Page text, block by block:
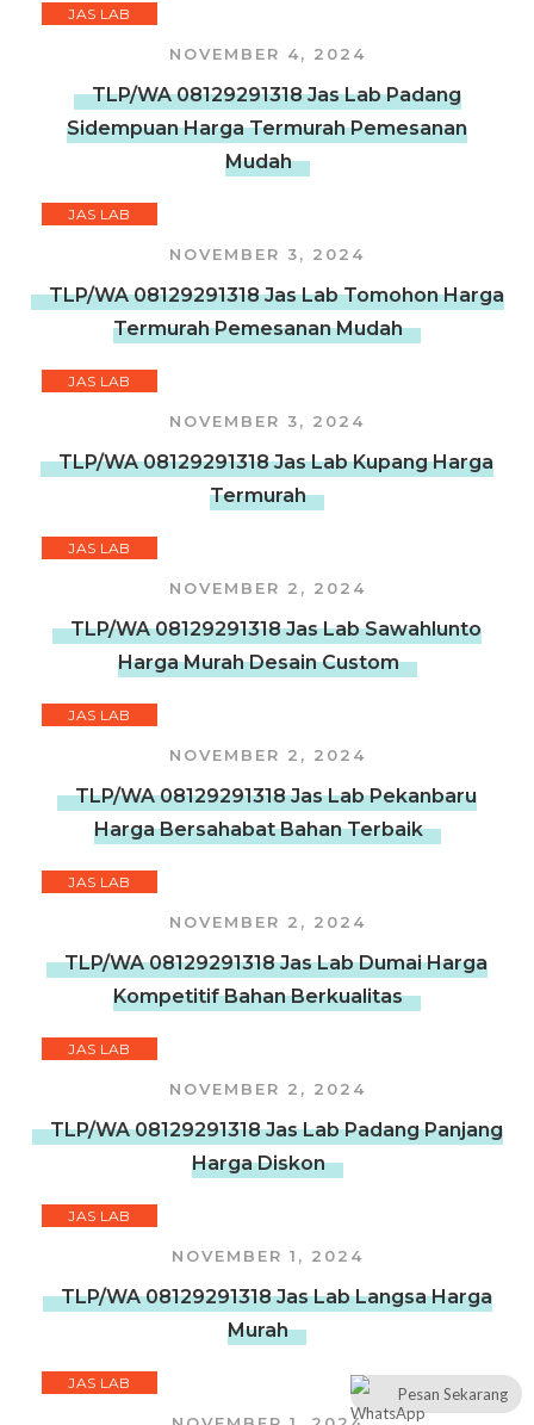
JAS LAB
NOVEMBER 4, 2024
TLP/WA 08129291318 Jas Lab Padang
Sidempuan Harga Termurah Pemesanan
Mudah
JAS LAB
NOVEMBER 3, 2024
TLP/WA 08129291318 Jas Lab Tomohon Harga
Termurah Pemesanan Mudah
JAS LAB
NOVEMBER 3, 2024
TLP/WA 08129291318 Jas Lab Kupang Harga
Termurah
JAS LAB
NOVEMBER 2, 2024
TLP/WA 08129291318 Jas Lab Sawahlunto
Harga Murah Desain Custom
JAS LAB
NOVEMBER 2, 2024
TLP/WA 08129291318 Jas Lab Pekanbaru
Harga Bersahabat Bahan Terbaik
JAS LAB
NOVEMBER 2, 2024
TLP/WA 08129291318 Jas Lab Dumai Harga
Kompetitif Bahan Berkualitas
JAS LAB
NOVEMBER 2, 2024
TLP/WA 08129291318 Jas Lab Padang Panjang
Harga Diskon
JAS LAB
NOVEMBER 1, 2024
TLP/WA 08129291318 Jas Lab Langsa Harga
Murah
JAS LAB
Pesan Sekarang